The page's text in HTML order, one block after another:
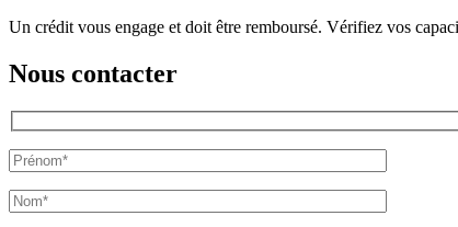
Un crédit vous engage et doit être remboursé. Vérifiez vos
Nous contacter